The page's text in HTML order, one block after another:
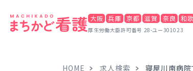
大阪 兵庫 京都 滋賀 奈良 和
厚生労働大臣許可番号 28-ユー301023
HOME 求人検索 寝屋川南病